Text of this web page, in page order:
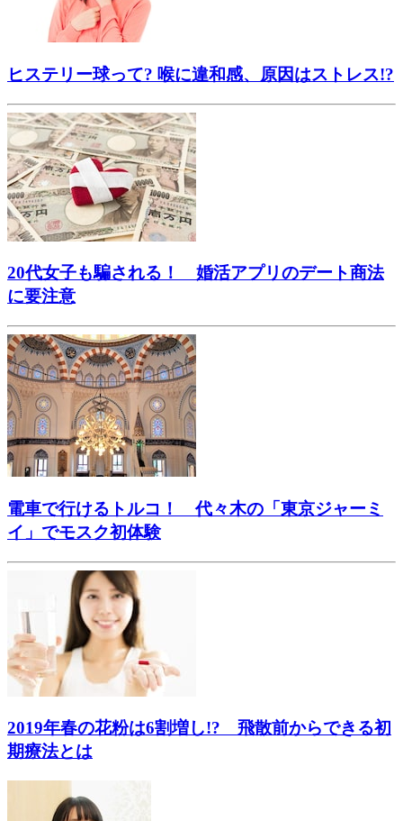
ヒステリー球って? 喉に違和感、原因はストレス!?
20代女子も騙される！ 婚活アプリのデート商法
に要注意
電車で行けるトルコ！ 代々木の「東京ジャーミ
イ」でモスク初体験
2019年春の花粉は6割増し!? 飛散前からできる初
期療法とは